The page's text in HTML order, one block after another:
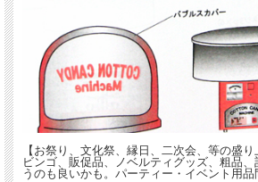
【お祭り、文化祭、縁日、二次会、等の盛り
ビンゴ、販促品、ノベルティグッズ、粗品
うのも良いかも。パーティー・イベント用品